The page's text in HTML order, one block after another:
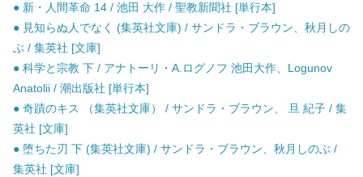
● 新・人間革命 14 / 池田 大作 / 聖教新聞社 [単行本]
● 見知らぬ人でなく (集英社文庫) / サンドラ・ブラウン、秋月しの
ぶ / 集英社 [文庫]
● 科学と宗教 下 / アナトーリ・A.ログノフ 池田大作、Logunov
Anatolii / 潮出版社 [単行本]
● 奇蹟のキス （集英社文庫） / サンドラ・ブラウン、 旦 紀子 / 集
英社 [文庫]
● 堕ちた刃 下 (集英社文庫) / サンドラ・ブラウン、秋月しのぶ /
集英社 [文庫]